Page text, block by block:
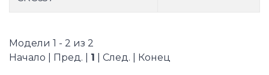
Модели 1 - 2 из 2
Начало | Пред. | 1 | След. | Конец